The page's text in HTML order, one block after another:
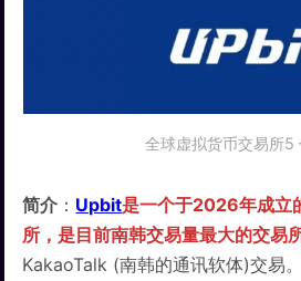
全球虚拟货币交易所5
简介 ： Upbit是一个于2026年成立
所，是目前南韩交易量最大的交易
KakaoTalk (南韩的通讯软体)交易。